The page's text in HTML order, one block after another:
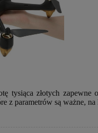
tysiąca złotych
z parametrów są ważne,